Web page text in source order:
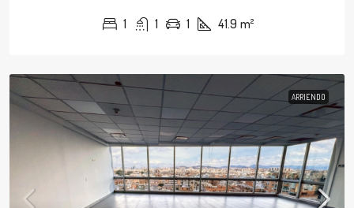
1 1 1 41.9 m²
ARRIENDO